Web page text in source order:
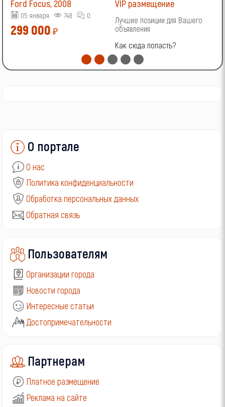
Ford Focus, 2008
05 января 748 0
299 000 ₽
VIP размещение
Лучшие позиции для Вашего
объявления
Как сюда попасть?
О портале
О нас
Политика конфиденциальности
Обработка персональных данных
Обратная связь
Пользователям
Организации города
Новости города
Интересные статьи
Достопримечательности
Партнерам
Платное размещение
Реклама на сайте